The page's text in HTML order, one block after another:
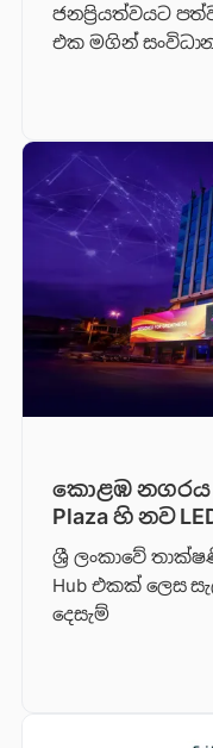
ජනප්‍රියත්වයට පත්ව
එක මගින්
කොළඹ නගරය
Plaza හි නව
ශ්‍රී ලංකාවේ
Hub එකක් ලෙස
දෙසැම්